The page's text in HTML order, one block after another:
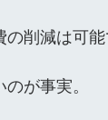
削減は可能
が事実。